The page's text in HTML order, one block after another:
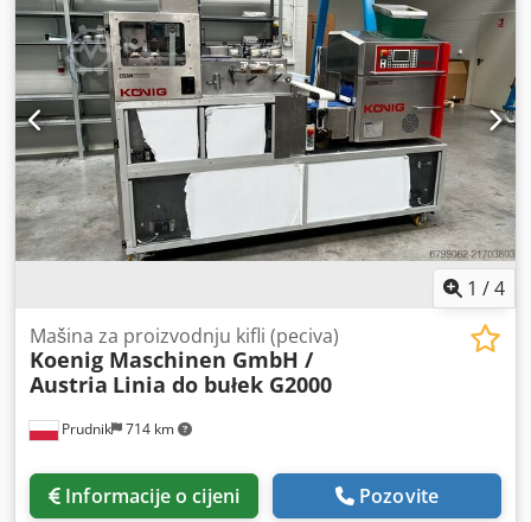
1 /4
Prudnik 714 km
Mašina za proizvodnju kifli (peciva)
Koenig Maschinen GmbH /
Austria Linia do bułek G2000
Informacije o cijeni Pozovite